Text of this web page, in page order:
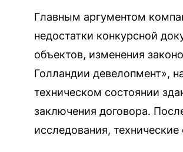
Главным аргументом
недостатки конкурсной
объектов, изменения
Голландии девелопмент»,
техническом состоянии
заключения договора.
исследования,